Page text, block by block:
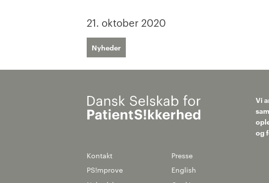
21. oktober 2020
Nyheder
Kontakt
Presse
PS!mprove
English
Vi
og